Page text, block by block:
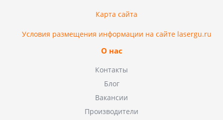
Карта сайта
Условия размещения информации на сайте lasergu.ru
О нас
Контакты
Блог
Вакансии
Производители